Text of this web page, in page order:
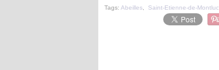
Tags: Abeilles Saint-Etienne-de-Montluc